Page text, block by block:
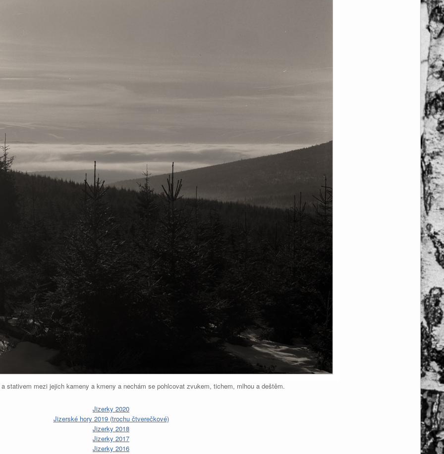
stativem mezi jejich kameny a kmeny a nechám se pohlcovat zvukem, tichem, mlhou a deštěm.
Jizerky 2020
Jizerské hory 2019 (trochu čtverečkové)
Jizerky 2018
Jizerky 2017
Jizerky 2016